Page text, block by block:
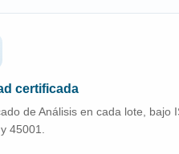
certificada
de Análisis en cada lote, bajo
45001.